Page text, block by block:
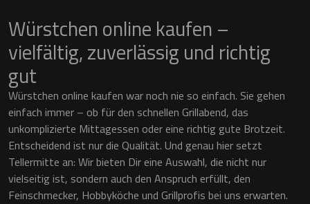
Würstchen online kaufen –
vielfältig, zuverlässig und richtig
gut
Würstchen online kaufen war noch nie so einfach. Sie gehen
einfach immer – ob für den schnellen Grillabend, das
unkomplizierte Mittagessen oder eine richtig gute Brotzeit.
Entscheidend ist nur die Qualität. Und genau hier setzt
Tellermitte an: Wir bieten Dir eine Auswahl, die nicht nur
vielseitig ist, sondern auch den Anspruch erfüllt, den
Feinschmecker, Hobbyköche und Grillprofis bei uns erwarten.